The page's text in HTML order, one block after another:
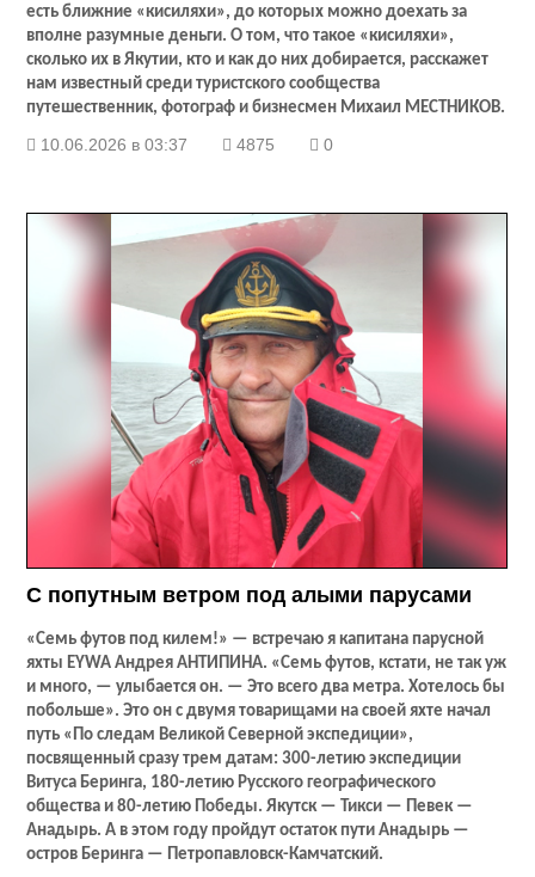
есть ближние «кисиляхи», до которых можно доехать за
вполне разумные деньги. О том, что такое «кисиляхи»,
сколько их в Якутии, кто и как до них добирается, расскажет
нам известный среди туристского сообщества
путешественник, фотограф и бизнесмен Михаил МЕСТНИКОВ.
10.06.2026 в 03:37 4875 0
С попутным ветром под алыми парусами
«Семь футов под килем!» — встречаю я капитана парусной
яхты EYWA Андрея АНТИПИНА. «Семь футов, кстати, не так уж
и много, — улыбается он. — Это всего два метра. Хотелось бы
побольше». Это он с двумя товарищами на своей яхте начал
путь «По следам Великой Северной экспедиции»,
посвященный сразу трем датам: 300-летию экспедиции
Витуса Беринга, 180-летию Русского географического
общества и 80-летию Победы. Якутск — Тикси — Певек —
Анадырь. А в этом году пройдут остаток пути Анадырь —
остров Беринга — Петропавловск-Камчатский.